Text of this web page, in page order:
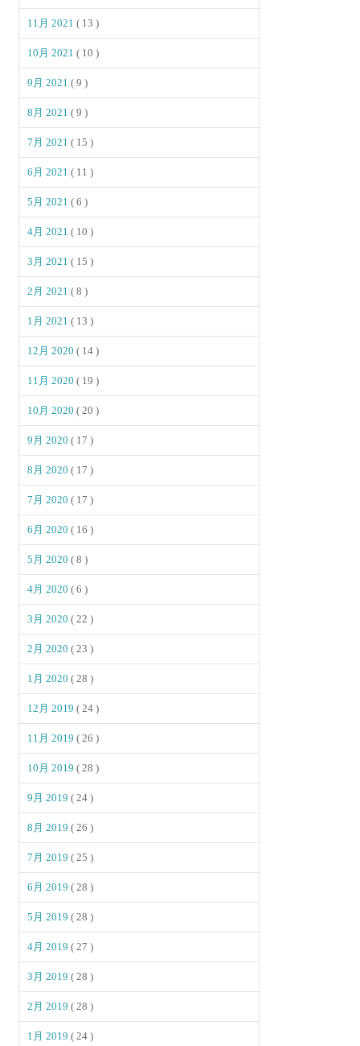
11月 2021( 13 )
10月 2021( 10 )
9月 2021( 9 )
8月 2021( 9 )
7月 2021( 15 )
6月 2021( 11 )
5月 2021( 6 )
4月 2021( 10 )
3月 2021( 15 )
2月 2021( 8 )
1月 2021( 13 )
12月 2020( 14 )
11月 2020( 19 )
10月 2020( 20 )
9月 2020( 17 )
8月 2020( 17 )
7月 2020( 17 )
6月 2020( 16 )
5月 2020( 8 )
4月 2020( 6 )
3月 2020( 22 )
2月 2020( 23 )
1月 2020( 28 )
12月 2019( 24 )
11月 2019( 26 )
10月 2019( 28 )
9月 2019( 24 )
8月 2019( 26 )
7月 2019( 25 )
6月 2019( 28 )
5月 2019( 28 )
4月 2019( 27 )
3月 2019( 28 )
2月 2019( 28 )
1月 2019( 24 )